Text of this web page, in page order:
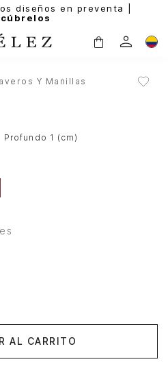
diseños en preventa |
Y Manillas
profundo 1 (cm)
AL CARRITO